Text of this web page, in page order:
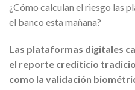
¿Cómo calculan el riesgo las
el banco esta mañana?
Las plataformas digitales
el reporte crediticio
como la validación